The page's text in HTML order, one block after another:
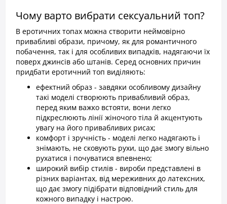
Чому варто вибрати сексуальний топ?
В еротичних топах можна створити неймовірно
привабливі образи, причому, як для романтичного
побачення, так і для особливих випадків, надягаючи їх
поверх джинсів або штанів. Серед основних причин
придбати еротичний топ виділяють:
ефектний образ - завдяки особливому дизайну
такі моделі створюють привабливий образ,
перед яким важко встояти, вони легко
підкреслюють лінії жіночого тіла й акцентують
увагу на його привабливих рисах;
комфорт і зручність - моделі легко надягають і
знімають, не сковують рухи, що дає змогу вільно
рухатися і почуватися впевнено;
широкий вибір стилів - вироби представлені в
різних варіантах, від мереживних до латексних,
що дає змогу підібрати відповідний стиль для
кожного випадку і настрою.